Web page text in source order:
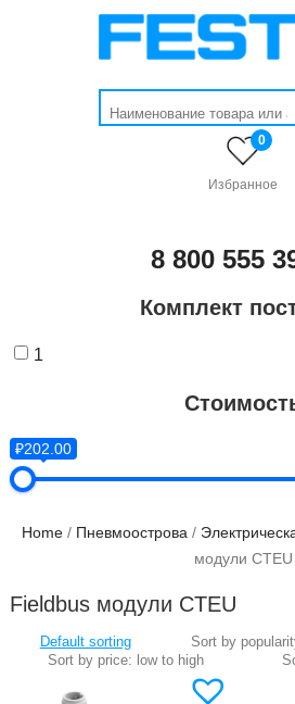
Избранное
0
8 800 555
Комплект
1
₽202.00
Home/ Пневмоострова /
модули CTEU
Fieldbus модули CTEU